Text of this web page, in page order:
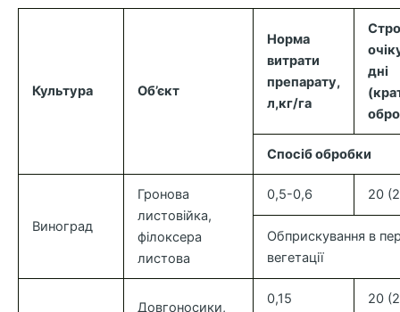
Культура Об’єкт
Норма
витрати
препарату,
л,кг/га
дні
Спосіб обробки
Виноград
Гронова
листовійка,
філоксера
листова
0,5-0,6 20
Обприскування в
вегетації
Довгоносики,
0,15 20